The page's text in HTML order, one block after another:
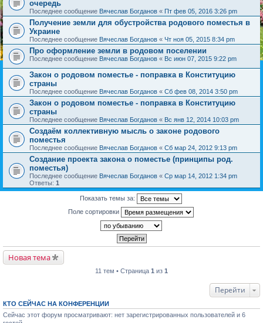
очередь
Последнее сообщение Вячеслав Богданов « Пт фев 05, 2016 3:26 pm
Получение земли для обустройства родового поместья в
Украине
Последнее сообщение Вячеслав Богданов « Чт ноя 05, 2015 8:34 pm
Про оформление земли в родовом поселении
Последнее сообщение Вячеслав Богданов « Вс июн 07, 2015 9:22 pm
Закон о родовом поместье - поправка в Конституцию
страны
Последнее сообщение Вячеслав Богданов « Сб фев 08, 2014 3:50 pm
Закон о родовом поместье - поправка в Конституцию
страны
Последнее сообщение Вячеслав Богданов « Вс янв 12, 2014 10:03 pm
Создаём коллективную мысль о законе родового
поместья
Последнее сообщение Вячеслав Богданов « Сб мар 24, 2012 9:13 pm
Создание проекта закона о поместье (принципы род.
поместья)
Последнее сообщение Вячеслав Богданов « Ср мар 14, 2012 1:34 pm
Ответы: 1
Показать темы за:
Поле сортировки
Новая тема
11 тем • Страница 1 из 1
Перейти
КТО СЕЙЧАС НА КОНФЕРЕНЦИИ
Сейчас этот форум просматривают: нет зарегистрированных пользователей и 6